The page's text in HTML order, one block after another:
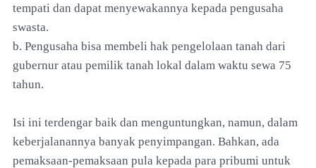
tempati dan dapat menyewakannya kepada pengusaha
swasta.
b. Pengusaha bisa membeli hak pengelolaan tanah dari
gubernur atau pemilik tanah lokal dalam waktu sewa 75
tahun.
Isi ini terdengar baik dan menguntungkan, namun, dalam
keberjalanannya banyak penyimpangan. Bahkan, ada
pemaksaan-pemaksaan pula kepada para pribumi untuk